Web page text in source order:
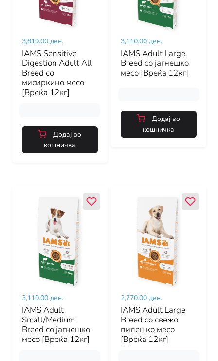
3,810.00 ден.
IAMS Sensitive
Digestion Adult All
Breed со
мисиркино месо
[Вреќа 12кг]
Додај во
кошничка
3,110.00 ден.
IAMS Adult Large
Breed со јагнешко
месо [Вреќа 12кг]
Додај во
кошничка
3,110.00 ден.
IAMS Adult
Small/Medium
Breed со јагнешко
месо [Вреќа 12кг]
2,770.00 ден.
IAMS Adult Large
Breed со свежо
пилешко месо
[Вреќа 12кг]